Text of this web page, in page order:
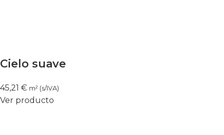
Cielo suave
45,21 € m² (s/IVA)
Ver producto